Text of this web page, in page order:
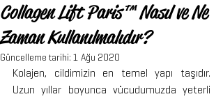
Collagen Lift Paris™ Nasıl ve Ne
Zaman Kullanılmalıdır?
Güncelleme tarihi: 1 Ağu 2020
Kolajen, cildimizin en temel yapı taşıdır.
Uzun yıllar boyunca vücudumuzda yeterli